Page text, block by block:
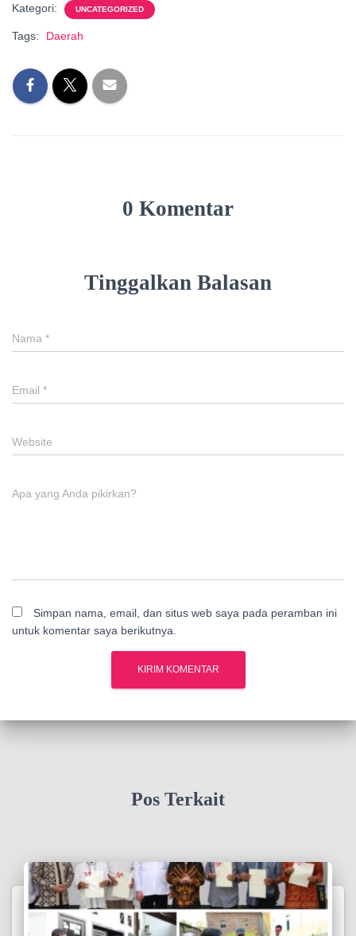
Kategori: UNCATEGORIZED
Tags: Daerah
0 Komentar
Tinggalkan Balasan
Nama *
Email *
Website
Apa yang Anda pikirkan?
Simpan nama, email, dan situs web saya pada peramban ini
untuk komentar saya berikutnya.
Pos Terkait